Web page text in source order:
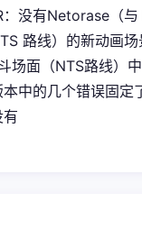
：没有Netorase（
路线）的新动画
场面（NTS路线）
中的几个错误固定